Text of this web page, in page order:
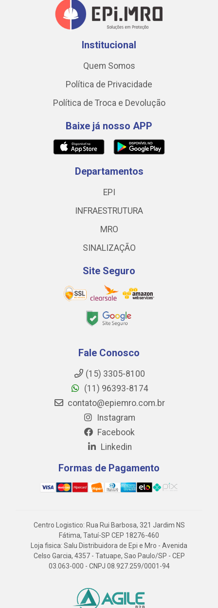
Institucional
Quem Somos
Política de Privacidade
Política de Troca e Devolução
Baixe já nosso APP
Departamentos
EPI
INFRAESTRUTURA
MRO
SINALIZAÇÃO
Site Seguro
Fale Conosco
(15) 3305-8100
(11) 96393-8174
contato@epiemro.com.br
Instagram
Facebook
Linkedin
Formas de Pagamento
Centro Logistico: Rua Rui Barbosa, 321 Jardim NS
Fátima, Tatuí-SP CEP 18276-460
Loja fisica: Salu Distribuidora de Epi e Mro - Avenida
Celso Garcia, 4357 - Tatuape, Sao Paulo/SP - CEP
03.063-000 - CNPJ 08.927.259/0001-94